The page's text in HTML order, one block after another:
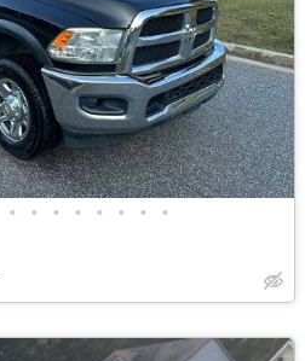
• • • • • • • •